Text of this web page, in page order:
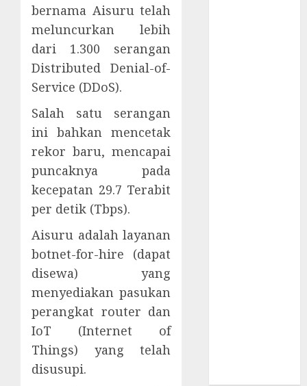
bernama Aisuru telah
meluncurkan lebih
dari 1.300 serangan
Distributed Denial-of-
Service (DDoS).
Salah satu serangan
ini bahkan mencetak
rekor baru, mencapai
puncaknya pada
kecepatan 29.7 Terabit
per detik (Tbps).
Aisuru adalah layanan
botnet-for-hire (dapat
disewa) yang
menyediakan pasukan
perangkat router dan
IoT (Internet of
Things) yang telah
disusupi.